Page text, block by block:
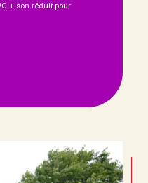
+ son réduit pour